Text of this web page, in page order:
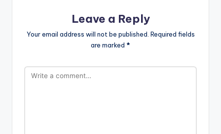
Leave a Reply
Your email address will not be published. Required fields
are marked *